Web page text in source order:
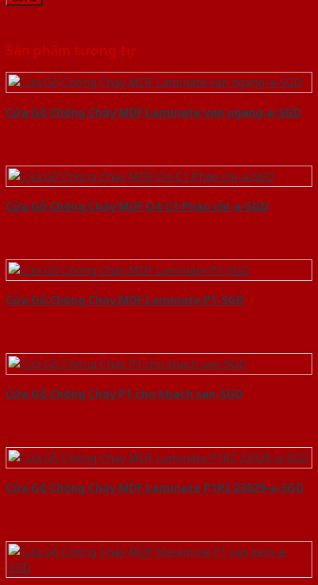
Sản phẩm tương tự
Cửa Gỗ Chống Cháy MDF Laminate van ngang-a-SGD
Cửa Gỗ Chống Cháy MDF O4-C1 Phào chi-a-SGD
Cửa Gỗ Chống Cháy MDF Laminate P1-SGD
Cửa Gỗ Chống Cháy P1 cho khach san-SGD
Cửa Gỗ Chống Cháy MDF Laminate P1R2 23029-a-SGD